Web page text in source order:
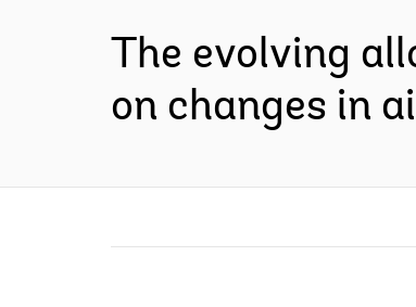
The evolving
on changes in